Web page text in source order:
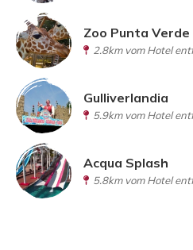
Zoo Punta Verde
2.8km vom Hotel
Gulliverlandia
5.9km vom Hotel
Acqua Splash
5.8km vom Hotel